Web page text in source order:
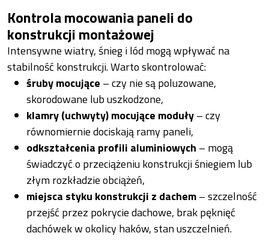
Kontrola mocowania paneli do
konstrukcji montażowej
Intensywne wiatry, śnieg i lód mogą wpływać na
stabilność konstrukcji. Warto skontrolować:
śruby mocujące – czy nie są poluzowane,
skorodowane lub uszkodzone,
klamry (uchwyty) mocujące moduły– czy
równomiernie dociskają ramy paneli,
odkształcenia profili aluminiowych – mogą
świadczyć o przeciążeniu konstrukcji śniegiem lub
złym rozkładzie obciążeń,
miejsca styku konstrukcji z dachem– szczelność
przejść przez pokrycie dachowe, brak pęknięć
dachówek w okolicy haków, stan uszczelnień.